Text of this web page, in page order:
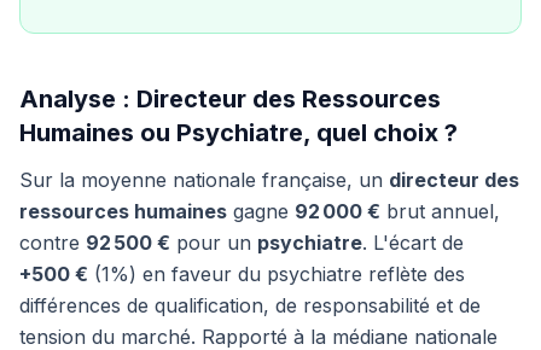
Analyse : Directeur des Ressources
Humaines ou Psychiatre, quel choix ?
Sur la moyenne nationale française, un directeur des
ressources humaines gagne 92 000 € brut annuel,
contre 92 500 € pour un psychiatre. L'écart de
+500 € (1%) en faveur du psychiatre reflète des
différences de qualification, de responsabilité et de
tension du marché. Rapporté à la médiane nationale